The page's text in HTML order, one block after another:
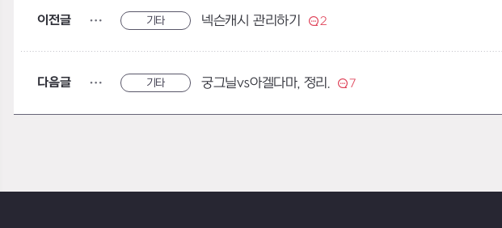
이전글 기타 넥슨캐시 관리하기 2
다음글 기타 궁그닐vs아겔다마, 정리. 7